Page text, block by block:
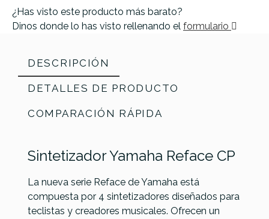
¿Has visto este producto más barato?
Dinos donde lo has visto rellenando el formulario
DESCRIPCIÓN
DETALLES DE PRODUCTO
COMPARACIÓN RÁPIDA
Sintetizador Yamaha Reface CP
La nueva serie Reface de Yamaha está
compuesta por 4 sintetizadores diseñados para
teclistas y creadores musicales. Ofrecen un